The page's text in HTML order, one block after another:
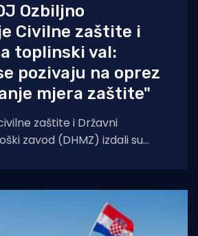
Ozbiljno
Civilne zaštite i
toplinski val:
pozivaju na oprez
mjera zaštite"
zaštite i Državni
zavod (DHMZ) izdali su